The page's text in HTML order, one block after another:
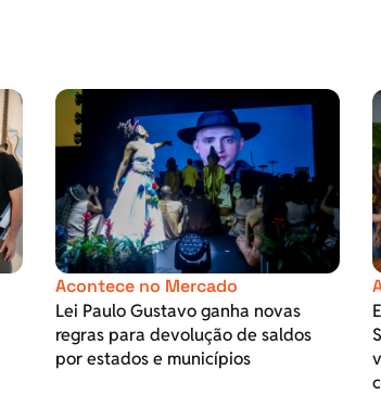
Acontece no Mercado
Lei Paulo Gustavo ganha novas
regras para devolução de saldos
por estados e municípios